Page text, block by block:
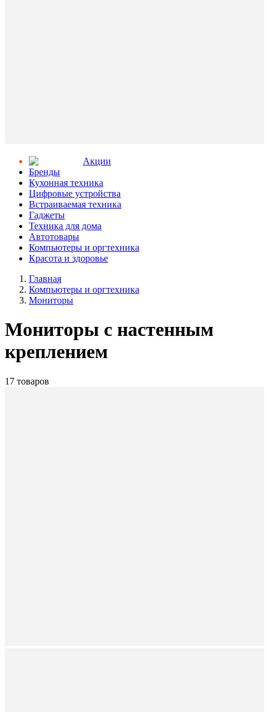
Aкции
Бренды
Кухонная техника
Цифровые устройства
Встраиваемая техника
Гаджеты
Техника для дома
Автотовары
Компьютеры и оргтехника
Красота и здоровье
Главная
Компьютеры и оргтехника
Мониторы
Мониторы с настенным
креплением
17 товаров